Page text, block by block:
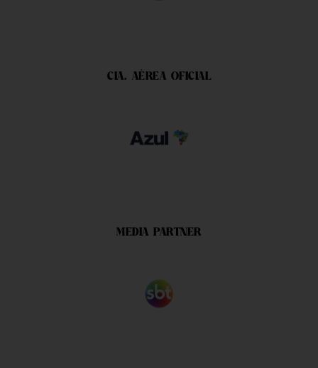
CIA. AÉREA OFICIAL
MEDIA PARTNER